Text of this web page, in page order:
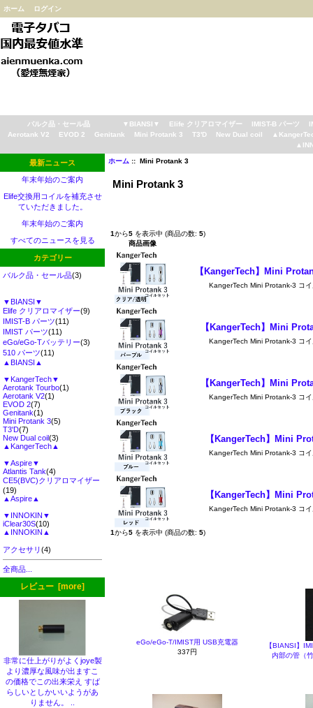
ホーム ログイン
バルク品・セール品 ▼BIANSI▼ Elife クリアロマイザー IMIST-B パーツ
Aerotank V2
EVOD 2 Genitank Mini Protank 3 T3'D New Dual coil
最新ニュース
年末年始のご案内
Elife交換用コイルを補充させ
ていただきました。
年末年始のご案内
すべてのニュースを見る
カテゴリー
バルク品・セール品(3)
▼BIANSI▼
Elife クリアロマイザー(9)
IMIST-B パーツ(11)
IMIST パーツ(11)
eGo/eGo-Tバッテリー(3)
510 パーツ(11)
▲BIANSI▲
▼KangerTech▼
Aerotank Tourbo(1)
Aerotank V2(1)
EVOD 2(7)
Genitank(1)
Mini Protank 3(5)
T3'D(7)
New Dual coil(3)
▲KangerTech▲
▼Aspire▼
Atlantis Tank(4)
CE5(BVC)クリアロマイザー
(19)
▲Aspire▲
▼INNOKIN▼
iClear30S(10)
▲INNOKIN▲
アクセサリ(4)
全商品...
レビュー [more]
非常に仕上がりがよくjoye製
より濃厚な風味が出ますこ
の価格でこの出来栄え すば
らしいとしかいいようがあ
りません。 ..
ホーム :: Mini Protank 3
Mini Protank 3
1から5 を表示中 (商品の数: 5)
商品画像
【KangerTech】Mini
KangerTech Mini Protank-3 コ
【KangerTech】Mini
KangerTech Mini Protank-3 コ
【KangerTech】Mini
KangerTech Mini Protank-3 コ
【KangerTech】Mini
KangerTech Mini Protank-3 コ
【KangerTech】Mini
KangerTech Mini Protank-3 コ
1から5 を表示中 (商品の数: 5)
eGo/eGo-T/IMIST用 USB充電器
337円
【BIANSI】
内部の管（